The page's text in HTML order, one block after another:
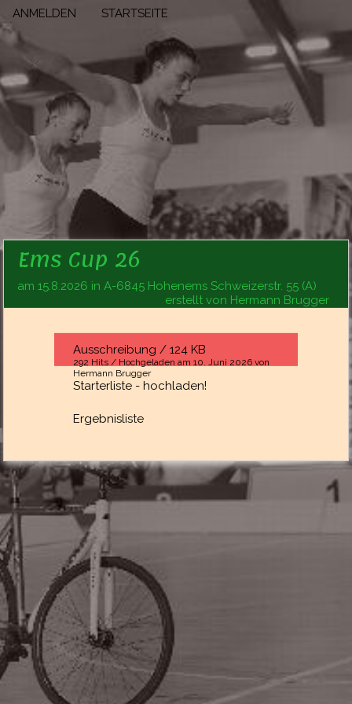
ANMELDEN STARTSEITE
Ems Cup 26
am 15.8.2026 in A-6845 Hohenems Schweizerstr. 55 (A)
erstellt von Hermann Brugger
Ausschreibung / 124 KB
292 Hits / Hochgeladen am 10. Juni 2026 von
Hermann Brugger
Starterliste -hochladen!
Ergebnisliste